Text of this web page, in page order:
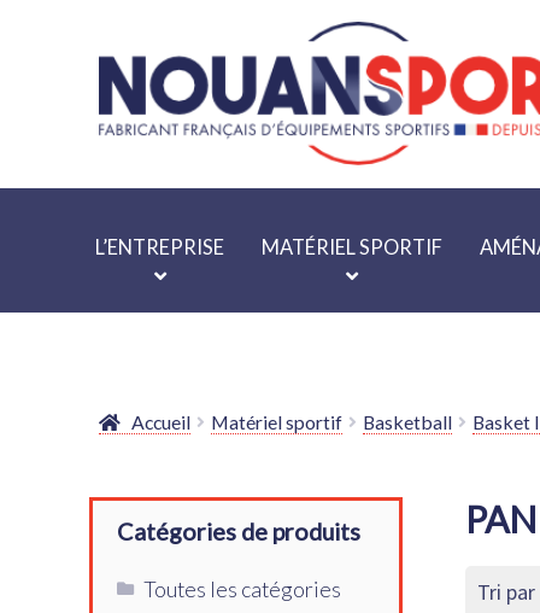
Aller
la
Aller
contenu
L’ENTREPRISE MATÉRIEL SPORTIF
Accueil Matériel sportif Basketball Basket
Catégories de produits
Toutes les catégories